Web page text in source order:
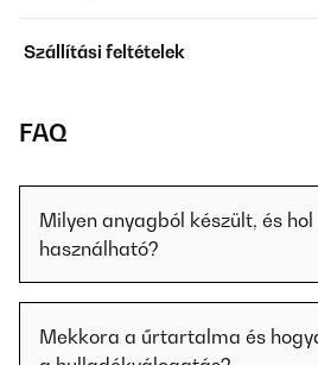
Szállítási feltételek
FAQ
Milyen anyagból készült, és hol
használható?
Mekkora a űrtartalma és